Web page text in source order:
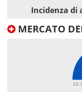
Incidenza di
MERCATO
19.3